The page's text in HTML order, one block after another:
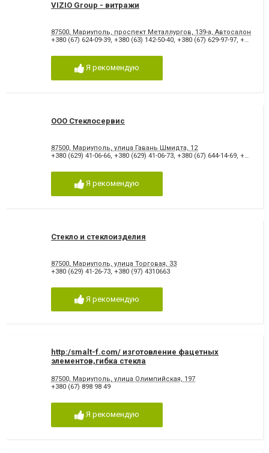
VIZIO Group - витражи
87500, Мариуполь, проспект Металлургов, 139-а, Автосалон
+380 (67) 624-09-39, +380 (63) 142-50-40, +380 (67) 629-97-97, +380 (629) 49-97-97
Я рекомендую
ООО Стеклосервис
87500, Мариуполь, улица Гавань Шмидта, 12
+380 (629) 41-06-66, +380 (629) 41-06-73, +380 (67) 644-14-69, +380 (95) 290-25-75
Я рекомендую
Стекло и стеклоизделия
87500, Мариуполь, улица Торговая, 33
+380 (629) 41-26-73, +380 (97) 4310663
Я рекомендую
http:/smalt-f.com/ изготовление фацетных
элементов,гибка стекла
87500, Мариуполь, улица Олимпийская, 197
+380 (67) 898 98 49
Я рекомендую